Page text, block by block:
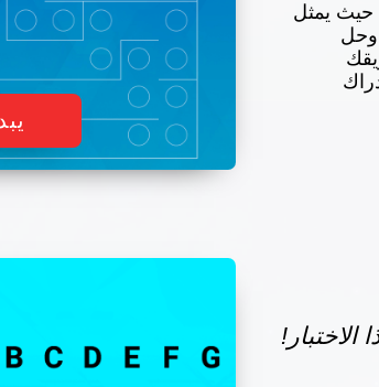
حيث يمثل
وحل
الاختبار!